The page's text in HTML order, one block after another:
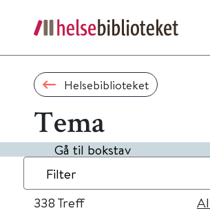
Helsebiblioteket
Tema
Gå til bokstav
Filter
338 Treff